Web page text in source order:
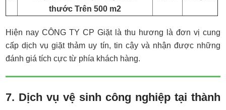
thước Trên 500 m2
Hiện nay CÔNG TY CP Giặt là thu hương là đơn vị cung
cấp dịch vụ giặt thảm uy tín, tin cậy và nhận được những
đánh giá tích cực từ phía khách hàng.
7. Dịch vụ vệ sinh công nghiệp tại thành